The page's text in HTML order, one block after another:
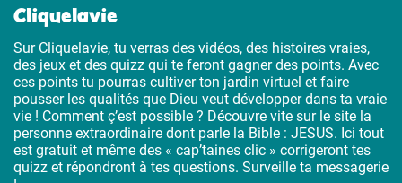
Cliquelavie
Sur Cliquelavie, tu verras des vidéos, des histoires vraies,
des jeux et des quizz qui te feront gagner des points. Avec
ces points tu pourras cultiver ton jardin virtuel et faire
pousser les qualités que Dieu veut développer dans ta vraie
vie ! Comment ç’est possible ? Découvre vite sur le site la
personne extraordinaire dont parle la Bible : JESUS. Ici tout
est gratuit et même des « cap’taines clic » corrigeront tes
quizz et répondront à tes questions. Surveille ta messagerie